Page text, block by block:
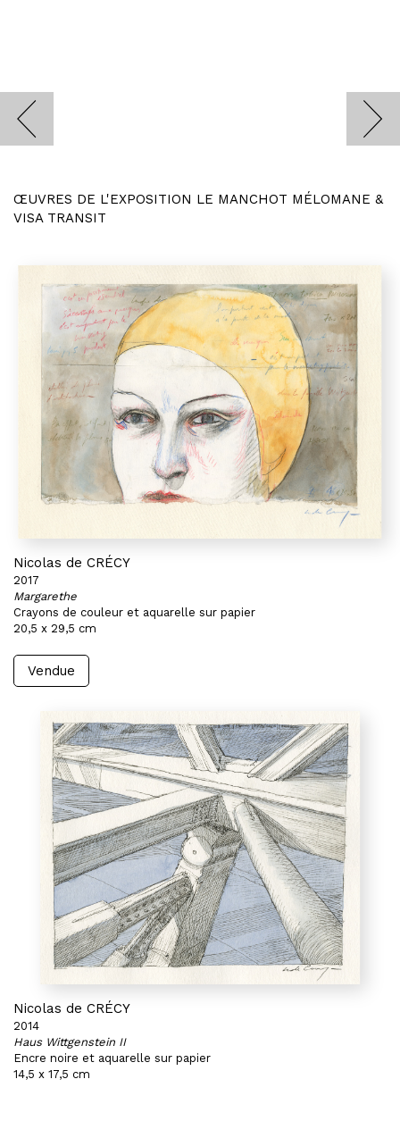
ŒUVRES DE L'EXPOSITION LE MANCHOT MÉLOMANE &
VISA TRANSIT
Nicolas de CRÉCY
2017
Margarethe
Crayons de couleur et aquarelle sur papier
20,5 x 29,5 cm
Vendue
Nicolas de CRÉCY
2014
Haus Wittgenstein II
Encre noire et aquarelle sur papier
14,5 x 17,5 cm